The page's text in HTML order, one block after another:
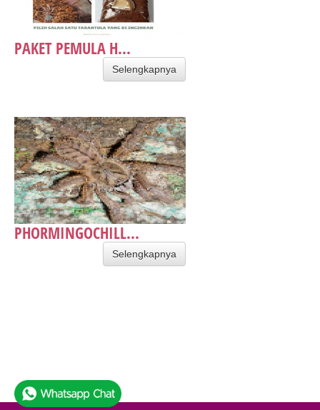
PAKET PEMULA H...
Selengkapnya
PHORMINGOCHILL...
Selengkapnya